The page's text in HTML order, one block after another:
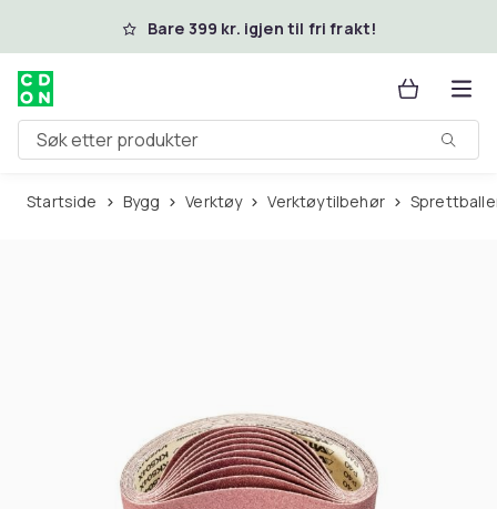
Hopp til hovedinnholdBare 399 kr. igjen til fri frakt!
Søk etter produkter
Startside Bygg Verktøy Verktøytilbehør